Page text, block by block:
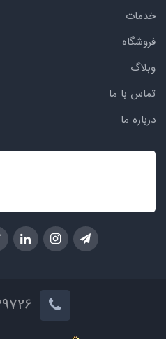
خدمات
فروشگاه
وبلاگ
تماس با ما
درباره ما